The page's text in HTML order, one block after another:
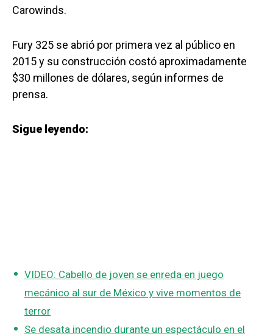
Carowinds.
Fury 325 se abrió por primera vez al público en
2015 y su construcción costó aproximadamente
$30 millones de dólares, según informes de
prensa.
Sigue leyendo:
VIDEO: Cabello de joven se enreda en juego
mecánico al sur de México y vive momentos de
terror
Se desata incendio durante un espectáculo en el